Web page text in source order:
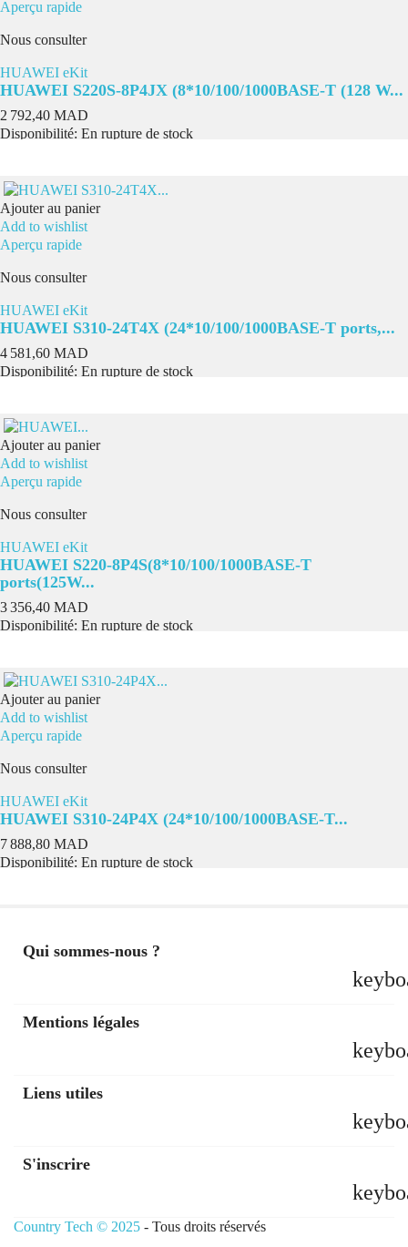
Aperçu rapide
Nous consulter
HUAWEI eKit
HUAWEI S220S-8P4JX (8*10/100/1000BASE-T (128 W...
Prix
2 792,40 MAD
Disponibilité: En rupture de stock
Ajouter au panier
Add to wishlist
Aperçu rapide
Nous consulter
HUAWEI eKit
HUAWEI S310-24T4X (24*10/100/1000BASE-T ports,...
Prix
4 581,60 MAD
Disponibilité: En rupture de stock
Ajouter au panier
Add to wishlist
Aperçu rapide
Nous consulter
HUAWEI eKit
HUAWEI S220-8P4S(8*10/100/1000BASE-T
ports(125W...
Prix
3 356,40 MAD
Disponibilité: En rupture de stock
Ajouter au panier
Add to wishlist
Aperçu rapide
Nous consulter
HUAWEI eKit
HUAWEI S310-24P4X (24*10/100/1000BASE-T...
Prix
7 888,80 MAD
Disponibilité: En rupture de stock
Qui sommes-nous ?
Mentions légales
Liens utiles
S'inscrire
Country Tech © 2025 - Tous droits réservés